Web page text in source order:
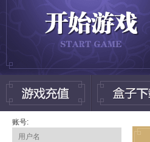
账号: